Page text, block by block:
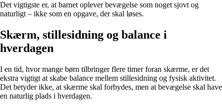
Det vigtigste er, at barnet oplever bevægelse som noget sjovt og
naturligt – ikke som en opgave, der skal løses.
Skærm, stillesidning og balance i
hverdagen
I en tid, hvor mange børn tilbringer flere timer foran skærme, er det
ekstra vigtigt at skabe balance mellem stillesidning og fysisk aktivitet.
Det betyder ikke, at skærme skal forbydes, men at bevægelse skal have
en naturlig plads i hverdagen.